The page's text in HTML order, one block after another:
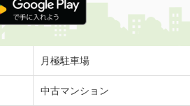
3.30万円
富山県富山市長江２丁目
月極駐車場
中古マンション